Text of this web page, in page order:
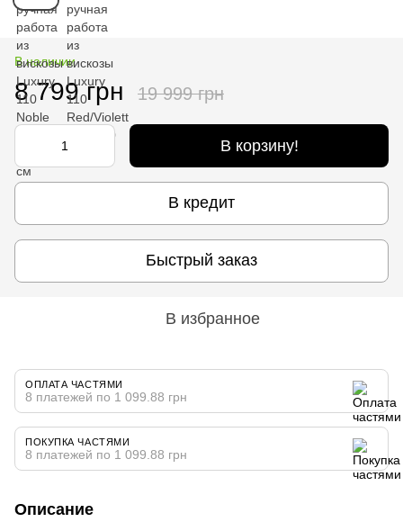
В наличии
8 799 грн 19 999 грн
В корзину!
В кредит
Быстрый заказ
В избранное
ОПЛАТА ЧАСТЯМИ
8 платежей по 1 099.88 грн
ПОКУПКА ЧАСТЯМИ
8 платежей по 1 099.88 грн
Описание